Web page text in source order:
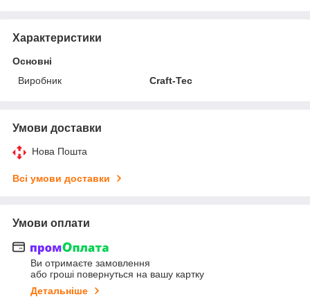
Характеристики
Основні
Виробник
Craft-Tec
Умови доставки
Нова Пошта
Всі умови доставки
Умови оплати
Ви отримаєте замовлення
або гроші повернуться на вашу картку
Детальніше